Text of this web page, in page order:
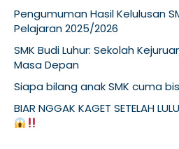
Pengumuman Hasil Kelulusan
Pelajaran 2025/2026
SMK Budi Luhur: Sekolah
Masa Depan
Siapa bilang anak SMK cuma
BIAR NGGAK KAGET SETELAH